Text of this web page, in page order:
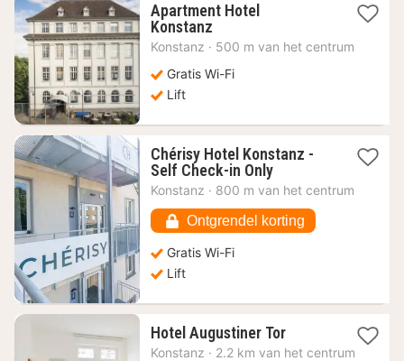
Apartment Hotel
Konstanz1
nacht
125,93
Konstanz · 500 m van het centrum
Gratis Wi-Fi
Lift
Chérisy Hotel Konstanz -
Self Check-in Only1
nacht
95,65
€
Konstanz · 800 m van het centrum
Ontgrendel korting
Gratis Wi-Fi
Lift
Hotel Augustiner Tor1
nacht
Konstanz · 2.2 km van het centrum